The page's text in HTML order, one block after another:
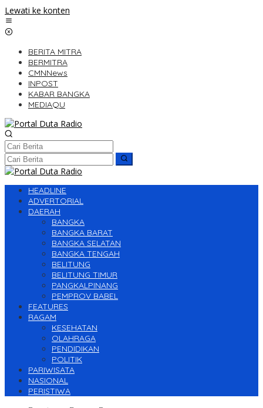
Lewati ke konten
BERITA MITRA
BERMITRA
CMNNews
INPOST
KABAR BANGKA
MEDIAQU
HEADLINE
ADVERTORIAL
DAERAH
BANGKA
BANGKA BARAT
BANGKA SELATAN
BANGKA TENGAH
BELITUNG
BELITUNG TIMUR
PANGKALPINANG
PEMPROV BABEL
FEATURES
RAGAM
KESEHATAN
OLAHRAGA
PENDIDIKAN
POLITIK
PARIWISATA
NASIONAL
PERISTIWA